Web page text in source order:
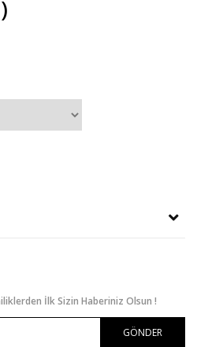
İlk Sizin Haberiniz Olsun !
GÖNDER